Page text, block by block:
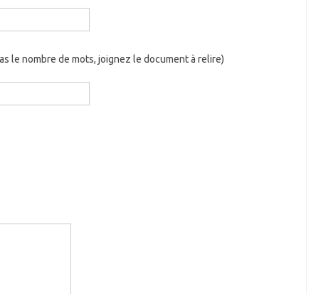
le nombre de mots, joignez le document à relire)